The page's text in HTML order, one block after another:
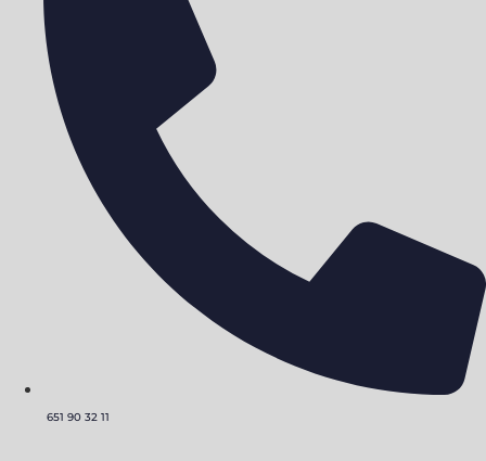
651 90 32 11